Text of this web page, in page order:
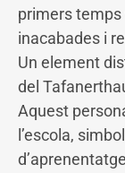
primers temps
inacabades i
Un element
del
Aquest
l’escola,